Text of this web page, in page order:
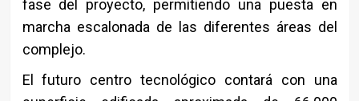
fase del proyecto, permitiendo una puesta en
marcha escalonada de las diferentes áreas del
complejo.
El futuro centro tecnológico contará con una